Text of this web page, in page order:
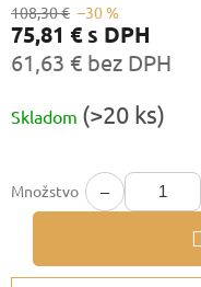
108,30 € –30 %
75,81 €s DPH
61,63 € bez DPH
cena:
Skladom (>20 ks)
Množstvo −